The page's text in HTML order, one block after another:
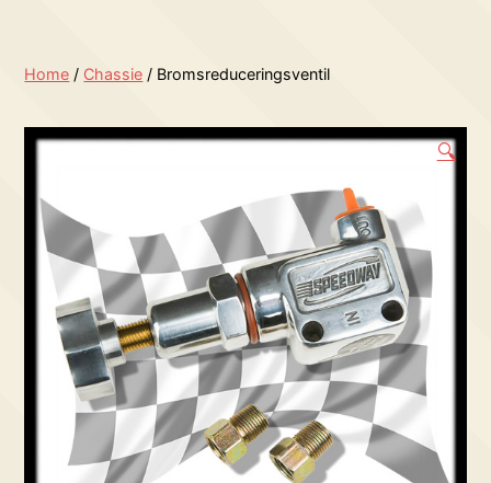
Home / Chassie / Bromsreduceringsventil
🔍